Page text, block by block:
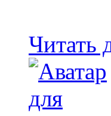
Читать